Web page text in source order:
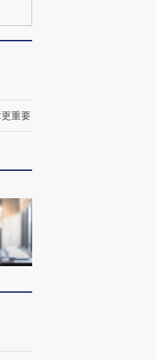
视线｜被称为“蟑螂”的印
度Z世代 用街头抗争将教
重要